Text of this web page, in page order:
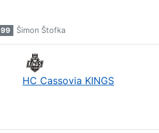
99 Šimon Štofka
HC Cassovia KINGS